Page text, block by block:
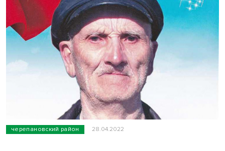
черепановский район 28.04.2022